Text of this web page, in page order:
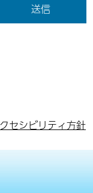
セシビリティ方針